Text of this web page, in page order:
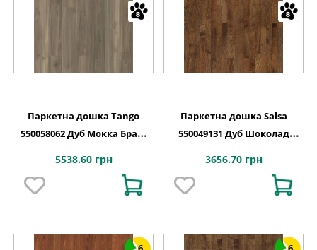
Паркетна дошка Tango
550058062 Дуб Мокка Браш
5538.60 грн
Паркетна дошка Salsa
550049131 Дуб Шоколад
3656.70 грн